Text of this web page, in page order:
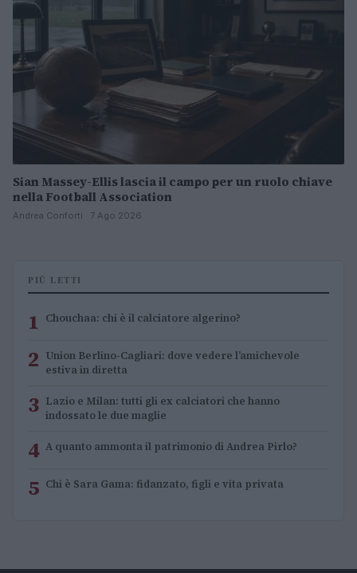
Sian Massey-Ellis lascia il campo per un ruolo chiave
nella Football Association
Andrea Conforti · 7 Ago 2026
PIÙ LETTI
1 Chouchaa: chi è il calciatore algerino?
2 Union Berlino-Cagliari: dove vedere l’amichevole
estiva in diretta
3 Lazio e Milan: tutti gli ex calciatori che hanno
indossato le due maglie
4 A quanto ammonta il patrimonio di Andrea Pirlo?
5 Chi è Sara Gama: fidanzato, figli e vita privata